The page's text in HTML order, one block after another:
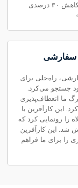
به‌طور چشمگیری افزایش یافته و شاهد کاهش ۳۰ درصدی
سفارشی
راه‌حلی برای
جستجو می‌کرد.
ما انعطاف‌پذیری
این کارآفرین با
را رونمایی کرد که
شد. این کارآفرین
را برای ما فراهم